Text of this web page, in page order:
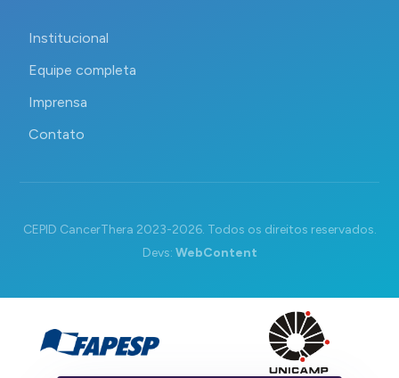
Institucional
Equipe completa
Imprensa
Contato
CEPID CancerThera 2023-2026. Todos os direitos reservados.
Devs: WebContent